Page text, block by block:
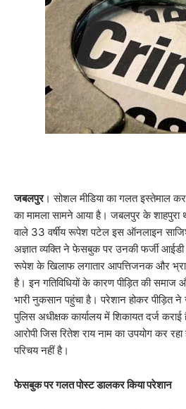
जबलपुर। सोशल मीडिया का गलत इस्तेमाल
का मामला सामने आया है। जबलपुर के शाहपुरा
वाले 33 वर्षीय रूपेश पटेल इस ऑनलाइन
अज्ञात व्यक्ति ने फेसबुक पर उनकी फर्जी
रूपेश के खिलाफ लगातार आपत्तिजनक और
है। इन गतिविधियों के कारण पीड़ित की समाज
भारी नुकसान पहुंचा है। परेशान होकर पीड़ित
पुलिस अधीक्षक कार्यालय में शिकायत दर्ज
आरोपी जिस रितेश राय नाम का उपयोग कर
परिचय नहीं है।
फेसबुक पर गलत पोस्ट डालकर किया परेशान